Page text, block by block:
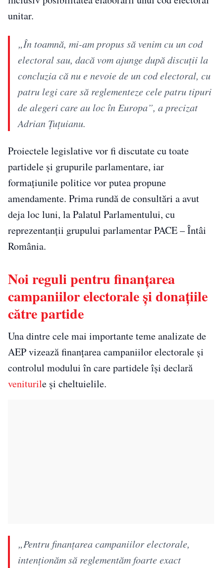
unitar.
„În toamnă, mi-am propus să venim cu un cod
electoral sau, dacă vom ajunge după discuţii la
concluzia că nu e nevoie de un cod electoral, cu
patru legi care să reglementeze cele patru tipuri
de alegeri care au loc în Europa”, a precizat
Adrian Țuțuianu.
Proiectele legislative vor fi discutate cu toate
partidele și grupurile parlamentare, iar
formațiunile politice vor putea propune
amendamente. Prima rundă de consultări a avut
deja loc luni, la Palatul Parlamentului, cu
reprezentanții grupului parlamentar PACE – Întâi
România.
Noi reguli pentru finanțarea
campaniilor electorale și donațiile
către partide
Una dintre cele mai importante teme analizate de
AEP vizează finanțarea campaniilor electorale și
controlul modului în care partidele își declară
veniturile și cheltuielile.
„Pentru finanţarea campaniilor electorale,
intenţionăm să reglementăm foarte exact